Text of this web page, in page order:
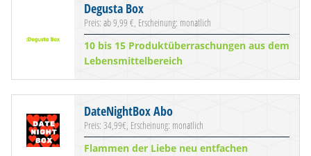
Degusta Box
Preis: ab 9,99 €, Erscheinung: monatlich
10 bis 15 Produktüberraschungen aus dem
Lebensmittelbereich
DateNightBox Abo
Preis: 34,99€, Erscheinung: monatlich
Flammen der Liebe neu entfachen